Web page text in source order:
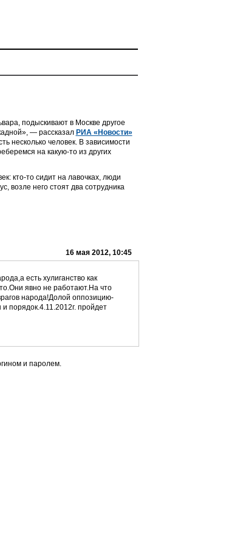
подыскивают в Москве другое
— рассказал РИА «Новости»
несколько человек. В зависимости
на какую-то из других
кто-то сидит на лавочках, люди
возле него стоят два сотрудника
16 мая 2012, 10:45
есть хулиганство как
явно не работают.На что
народа!Долой оппозицию-
порядок.4.11.2012г. пройдет
и паролем.